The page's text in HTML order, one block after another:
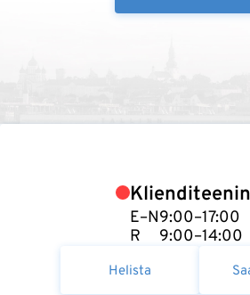
E–N
R
9:00–17:00
9:00–14:00
Helista